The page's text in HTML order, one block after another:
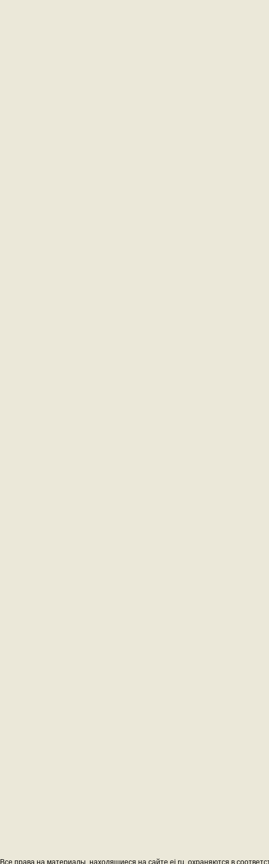
Все права на материалы, находящиеся на сайте ej.ru, охраняются в